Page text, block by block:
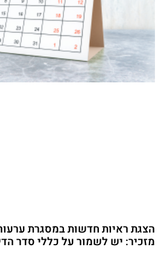
הצגת ראיות חדשות במסגרת
מזכיר: יש לשמור על כללי סדר